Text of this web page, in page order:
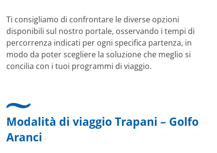
Ti consigliamo di confrontare le diverse opzioni
disponibili sul nostro portale, osservando i tempi di
percorrenza indicati per ogni specifica partenza, in
modo da poter scegliere la soluzione che meglio si
concilia con i tuoi programmi di viaggio.
Modalità di viaggio Trapani – Golfo
Aranci